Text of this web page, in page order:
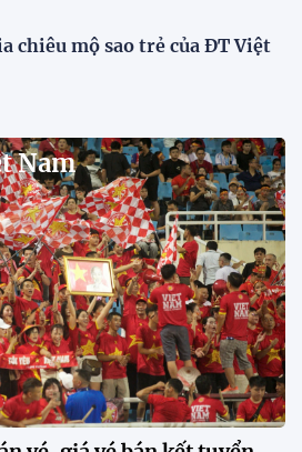
Singapore
11:22 28/07/2026
Mở bán vé trực tiếp trận sân
nhà đầu tiên của ĐT Việt Nam
tại ASEAN Cup 2026
17:17 27/07/2026
XSKT Đắk Lắk viết nên lịch sử
với chức vô địch VPL-S7